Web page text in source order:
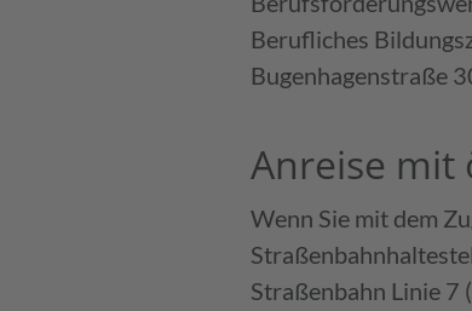
Berufliches
Bugenhagenstraße
Anreise mit
Wenn Sie mit dem
Straßenbahn Linie 7